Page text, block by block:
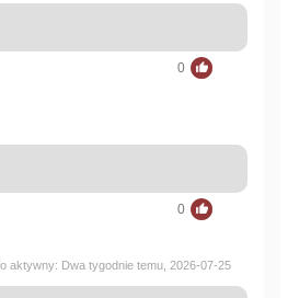
0
0
aktywny: Dwa tygodnie temu, 2026-07-25